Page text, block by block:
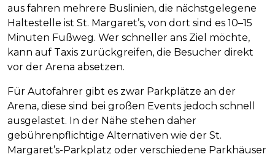
aus fahren mehrere Buslinien, die nächstgelegene
Haltestelle ist St. Margaret’s, von dort sind es 10–15
Minuten Fußweg. Wer schneller ans Ziel möchte,
kann auf Taxis zurückgreifen, die Besucher direkt
vor der Arena absetzen.
Für Autofahrer gibt es zwar Parkplätze an der
Arena, diese sind bei großen Events jedoch schnell
ausgelastet. In der Nähe stehen daher
gebührenpflichtige Alternativen wie der St.
Margaret’s-Parkplatz oder verschiedene Parkhäuser